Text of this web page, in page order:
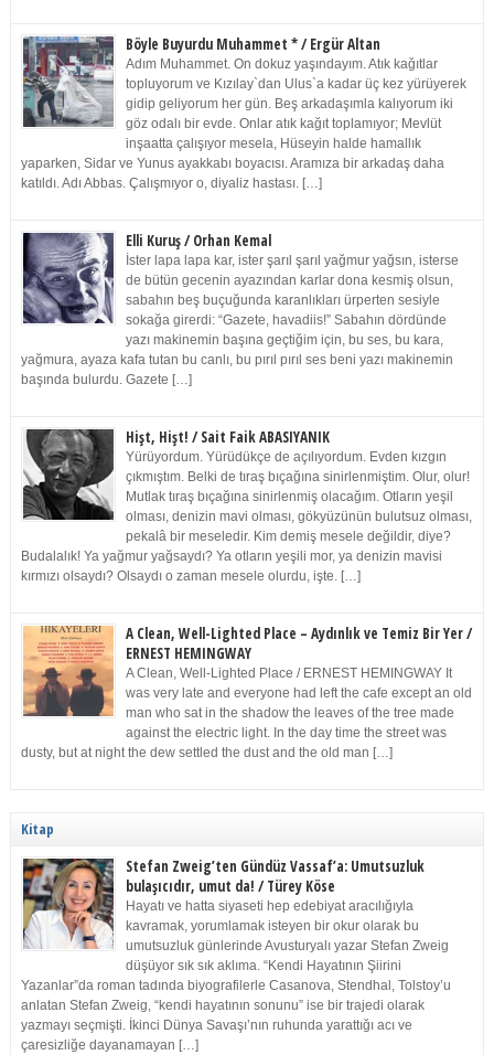
Böyle Buyurdu Muhammet * / Ergür Altan
Adım Muhammet. On dokuz yaşındayım. Atık kağıtlar
topluyorum ve Kızılay`dan Ulus`a kadar üç kez yürüyerek
gidip geliyorum her gün. Beş arkadaşımla kalıyorum iki
göz odalı bir evde. Onlar atık kağıt toplamıyor; Mevlüt
inşaatta çalışıyor mesela, Hüseyin halde hamallık
yaparken, Sidar ve Yunus ayakkabı boyacısı. Aramıza bir arkadaş daha
katıldı. Adı Abbas. Çalışmıyor o, diyaliz hastası. […]
Elli Kuruş / Orhan Kemal
İster lapa lapa kar, ister şarıl şarıl yağmur yağsın, isterse
de bütün gecenin ayazından karlar dona kesmiş olsun,
sabahın beş buçuğunda karanlıkları ürperten sesiyle
sokağa girerdi: “Gazete, havadiis!” Sabahın dördünde
yazı makinemin başına geçtiğim için, bu ses, bu kara,
yağmura, ayaza kafa tutan bu canlı, bu pırıl pırıl ses beni yazı makinemin
başında bulurdu. Gazete […]
Hişt, Hişt! / Sait Faik ABASIYANIK
Yürüyordum. Yürüdükçe de açılıyordum. Evden kızgın
çıkmıştım. Belki de tıraş bıçağına sinirlenmiştim. Olur, olur!
Mutlak tıraş bıçağına sinirlenmiş olacağım. Otların yeşil
olması, denizin mavi olması, gökyüzünün bulutsuz olması,
pekalâ bir meseledir. Kim demiş mesele değildir, diye?
Budalalık! Ya yağmur yağsaydı? Ya otların yeşili mor, ya denizin mavisi
kırmızı olsaydı? Olsaydı o zaman mesele olurdu, işte. […]
A Clean, Well-Lighted Place – Aydınlık ve Temiz Bir Yer /
ERNEST HEMINGWAY
A Clean, Well-Lighted Place / ERNEST HEMINGWAY It
was very late and everyone had left the cafe except an old
man who sat in the shadow the leaves of the tree made
against the electric light. In the day time the street was
dusty, but at night the dew settled the dust and the old man […]
Kitap
Stefan Zweig’ten Gündüz Vassaf’a: Umutsuzluk
bulaşıcıdır, umut da! / Türey Köse
Hayatı ve hatta siyaseti hep edebiyat aracılığıyla
kavramak, yorumlamak isteyen bir okur olarak bu
umutsuzluk günlerinde Avusturyalı yazar Stefan Zweig
düşüyor sık sık aklıma. “Kendi Hayatının Şiirini
Yazanlar”da roman tadında biyografilerle Casanova, Stendhal, Tolstoy’u
anlatan Stefan Zweig, “kendi hayatının sonunu” ise bir trajedi olarak
yazmayı seçmişti. İkinci Dünya Savaşı’nın ruhunda yarattığı acı ve
çaresizliğe dayanamayan […]